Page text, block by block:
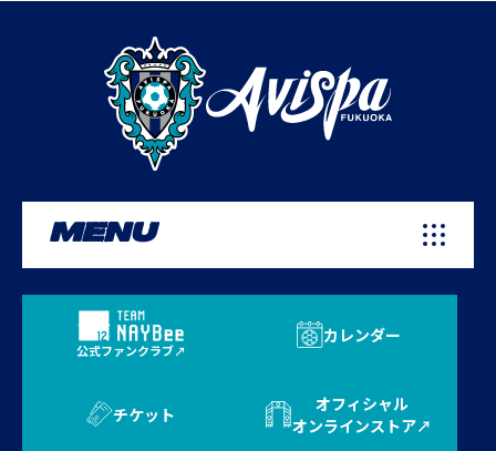
MENU
公式ファンクラブ
カレンダー
チケット
オフィシャル
オンラインストア